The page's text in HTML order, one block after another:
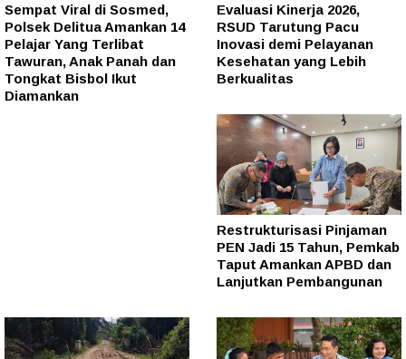
Sempat Viral di Sosmed,
Polsek Delitua Amankan 14
Pelajar Yang Terlibat
Tawuran, Anak Panah dan
Tongkat Bisbol Ikut
Diamankan
Evaluasi Kinerja 2026,
RSUD Tarutung Pacu
Inovasi demi Pelayanan
Kesehatan yang Lebih
Berkualitas
Restrukturisasi Pinjaman
PEN Jadi 15 Tahun, Pemkab
Taput Amankan APBD dan
Lanjutkan Pembangunan